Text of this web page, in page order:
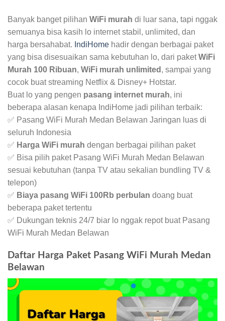
Banyak banget pilihan WiFi murah di luar sana, tapi nggak
semuanya bisa kasih lo internet stabil, unlimited, dan
harga bersahabat. IndiHome hadir dengan berbagai paket
yang bisa disesuaikan sama kebutuhan lo, dari paketWiFi
Murah 100 Ribuan, WiFi murah unlimited , sampai yang
cocok buat streaming Netflix & Disney+ Hotstar.
Buat lo yang pengen pasang internet murah, ini
beberapa alasan kenapa IndiHome jadi pilihan terbaik:
✅ Pasang WiFi Murah Medan Belawan Jaringan luas di
seluruh Indonesia
✅ Harga WiFi murah dengan berbagai pilihan paket
✅ Bisa pilih paket Pasang WiFi Murah Medan Belawan
sesuai kebutuhan (tanpa TV atau sekalian bundling TV &
telepon)
✅ Biaya pasang WiFi 100Rb perbulan doang buat
beberapa paket tertentu
✅ Dukungan teknis 24/7 biar lo nggak repot buat Pasang
WiFi Murah Medan Belawan
Daftar Harga Paket Pasang WiFi Murah Medan
Belawan